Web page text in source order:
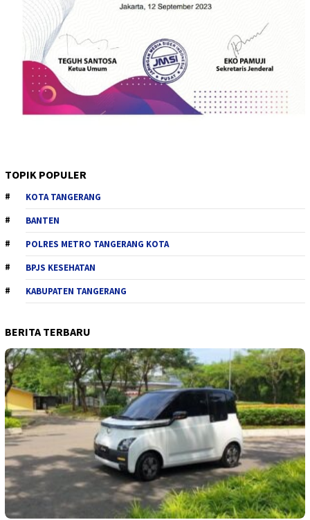
TOPIK POPULER
KOTA TANGERANG
BANTEN
POLRES METRO TANGERANG KOTA
BPJS KESEHATAN
KABUPATEN TANGERANG
BERITA TERBARU